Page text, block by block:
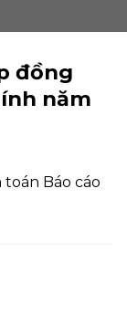
đồng
năm
Báo cáo